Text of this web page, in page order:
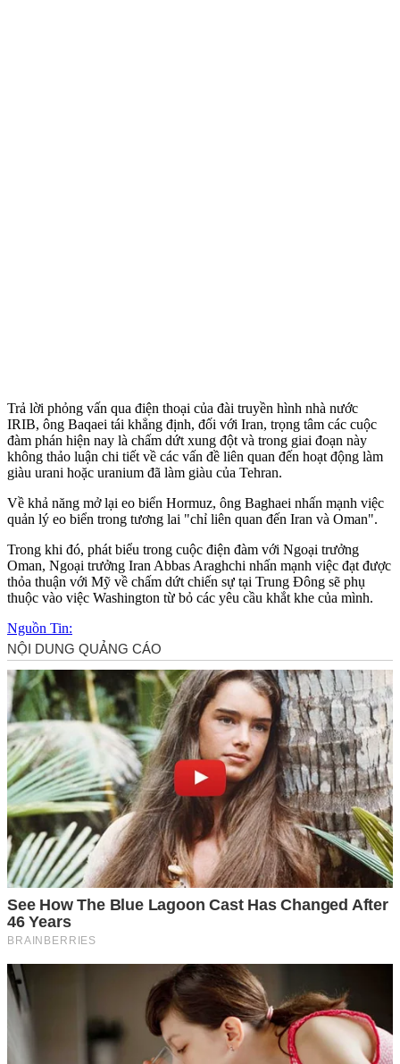
Trả lời phỏng vấn qua điện thoại của đài truyền hình nhà nước
IRIB, ông Baqaei tái khẳng định, đối với Iran, trọng tâm các cuộc
đàm phán hiện nay là chấm dứt xung đột và trong giai đoạn này
không thảo luận chi tiết về các vấn đề liên quan đến hoạt động làm
giàu urani hoặc uranium đã làm giàu của Tehran.
Về khả năng mở lại eo biển Hormuz, ông Baghaei nhấn mạnh việc
quản lý eo biển trong tương lai "chỉ liên quan đến Iran và Oman".
Trong khi đó, phát biểu trong cuộc điện đàm với Ngoại trưởng
Oman, Ngoại trưởng Iran Abbas Araghchi nhấn mạnh việc đạt được
thỏa thuận với Mỹ về chấm dứt chiến sự tại Trung Đông sẽ phụ
thuộc vào việc Washington từ bỏ các yêu cầu khắt khe của mình.
Nguồn Tin: